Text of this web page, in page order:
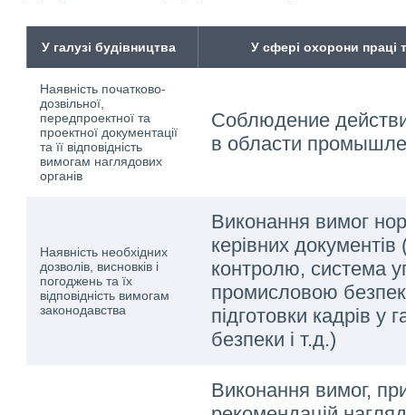
У галузі будівництва У сфері охорони праці
Наявність початково-
дозвільної,
передпроектної та
проектної документації
та її відповідність
вимогам наглядових
органів
Соблюдение
в области
Наявність необхідних
дозволів, висновків і
погоджень та їх
відповідність вимогам
законодавства
Виконання вимог
керівних
контролю, система
промисловою
підготовки кадрів у
безпеки і т.д.)
Виконання вимог,